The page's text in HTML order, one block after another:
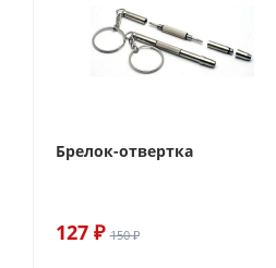
Брелок-отвертка
127 ₽ 150 ₽